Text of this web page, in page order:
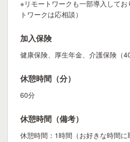
※リモートワークも一部導入して
トワークは応相談）
加入保険
健康保険、厚生年金、介護保険（
休憩時間（分）
60分
休憩時間（備考）
休憩時間：1時間（お好きな時間に